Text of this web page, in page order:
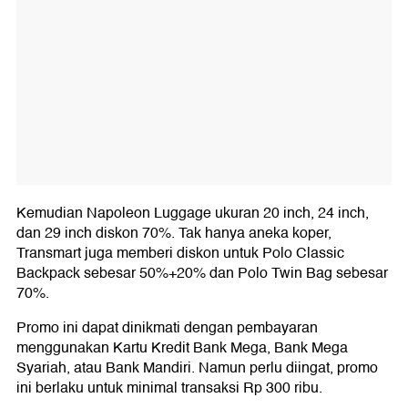
Kemudian Napoleon Luggage ukuran 20 inch, 24 inch,
dan 29 inch diskon 70%. Tak hanya aneka koper,
Transmart juga memberi diskon untuk Polo Classic
Backpack sebesar 50%+20% dan Polo Twin Bag sebesar
70%.
Promo ini dapat dinikmati dengan pembayaran
menggunakan Kartu Kredit Bank Mega, Bank Mega
Syariah, atau Bank Mandiri. Namun perlu diingat, promo
ini berlaku untuk minimal transaksi Rp 300 ribu.